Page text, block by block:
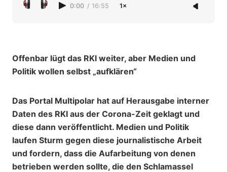
0:00 / 16:55 1×
Offenbar lügt das RKI weiter, aber Medien und
Politik wollen selbst „aufklären“
Das Portal Multipolar hat auf Herausgabe interner
Daten des RKI aus der Corona-Zeit geklagt und
diese dann veröffentlicht. Medien und Politik
laufen Sturm gegen diese journalistische Arbeit
und fordern, dass die Aufarbeitung von denen
betrieben werden sollte, die den Schlamassel